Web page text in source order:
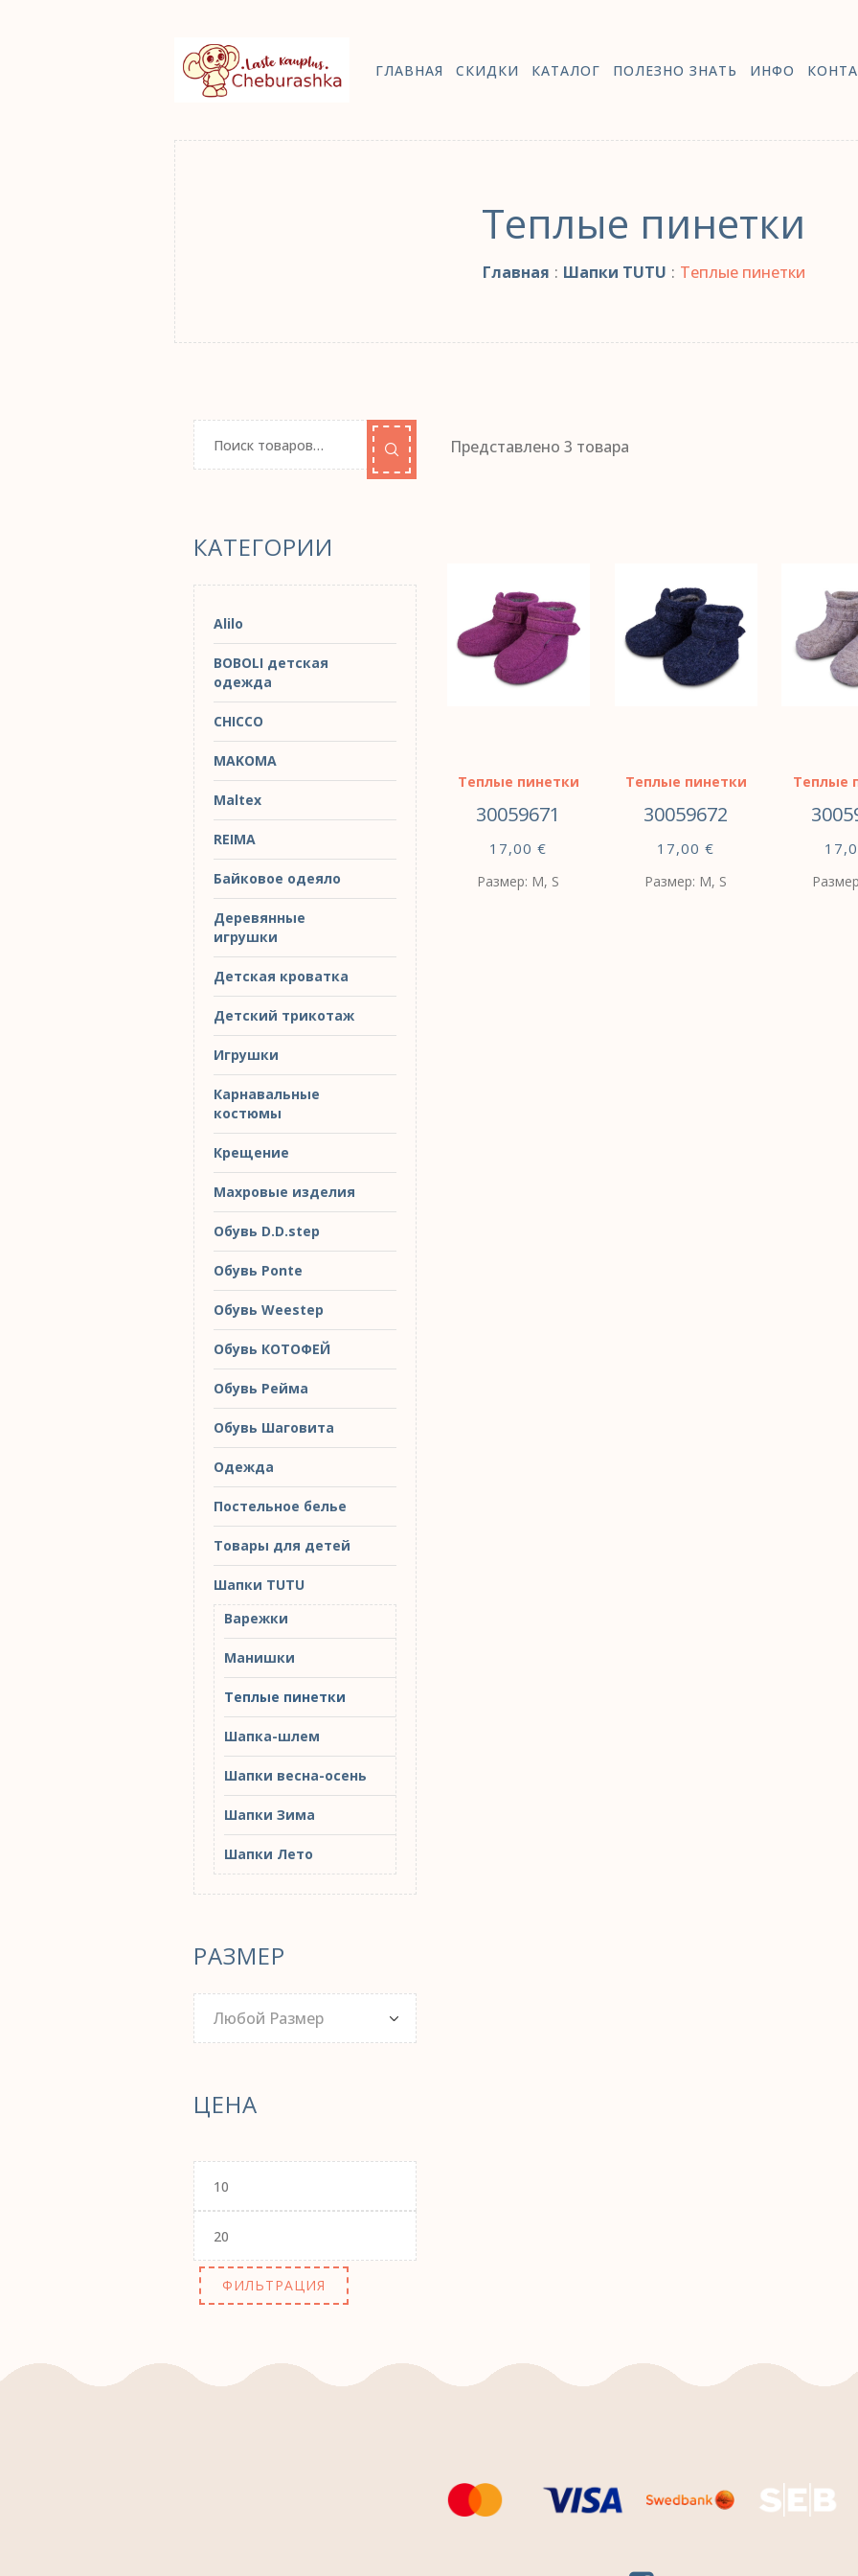
ГЛАВНАЯ СКИДКИ КАТАЛОГ ПОЛЕЗНО ЗНАТЬ ИНФО
Теплые пинетки
Главная : Шапки TUTU : Теплые пинетки
Представлено 3 товара
Теплые пинетки
30059671
17,00 €
Размер: M, S
Теплые пинетки
30059672
17,00 €
Размер: M, S
Теплые
КАТЕГОРИИ
Alilo
BOBOLI детская
одежда
CHICCO
MAKOMA
Maltex
REIMA
Байковое одеяло
Деревянные
игрушки
Детская кроватка
Детский трикотаж
Игрушки
Карнавальные
костюмы
Крещение
Махровые изделия
Обувь D.D.step
Обувь Ponte
Обувь Weestep
Обувь КОТОФЕЙ
Обувь Рейма
Обувь Шаговита
Одежда
Постельное белье
Товары для детей
Шапки TUTU
Варежки
Манишки
Теплые пинетки
Шапка-шлем
Шапки весна-осень
Шапки Зима
Шапки Лето
РАЗМЕР
Любой Размер
ЦЕНА
Минимальная
цена
Максимальная
цена
ФИЛЬТРАЦИЯ